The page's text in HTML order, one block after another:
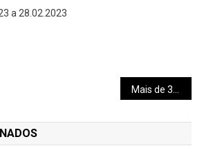
a 28.02.2023